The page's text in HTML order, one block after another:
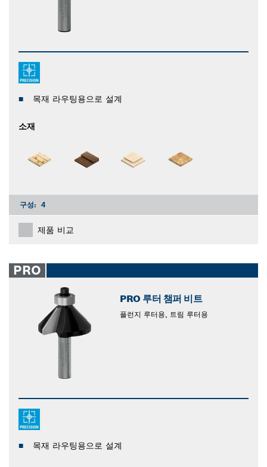
목재 라우팅용으로 설계
소재
구성: 4
제품 비교
PRO
PRO 루터 챔퍼 비트
플런지 루터용, 트림 루터용
목재 라우팅용으로 설계